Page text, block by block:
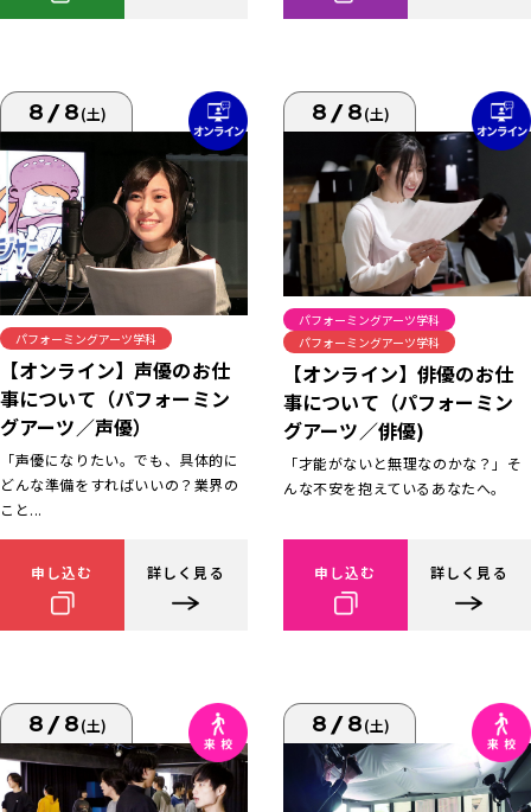
8/8(土)
パフォーミングアーツ学科
【オンライン】声優のお仕
事について（パフォーミン
グアーツ／声優）
「声優になりたい。でも、具体的に
どんな準備をすればいいの？業界の
こと...
申し込む 詳しく見る
8/8(土)
パフォーミングアーツ学科
パフォーミングアーツ学科
【オンライン】俳優のお仕
事について（パフォーミン
グアーツ／俳優)
「才能がないと無理なのかな？」そ
んな不安を抱えているあなたへ。
申し込む 詳しく見る
8/8(土) 8/8(土)